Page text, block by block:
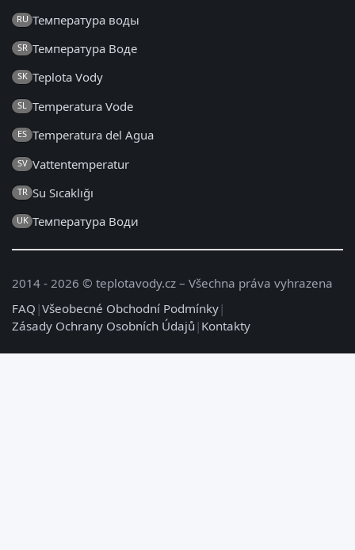
RU Температура воды
SR Температура Воде
SK Teplota Vody
SL Temperatura Vode
ES Temperatura del Agua
SV Vattentemperatur
TR Su Sıcaklığı
UK Температура Води
2014 - 2026 © teplotavody.cz – Všechna práva vyhrazena
FAQ |Všeobecné Obchodní Podmínky|
Zásady Ochrany Osobních Údajů | Kontakty